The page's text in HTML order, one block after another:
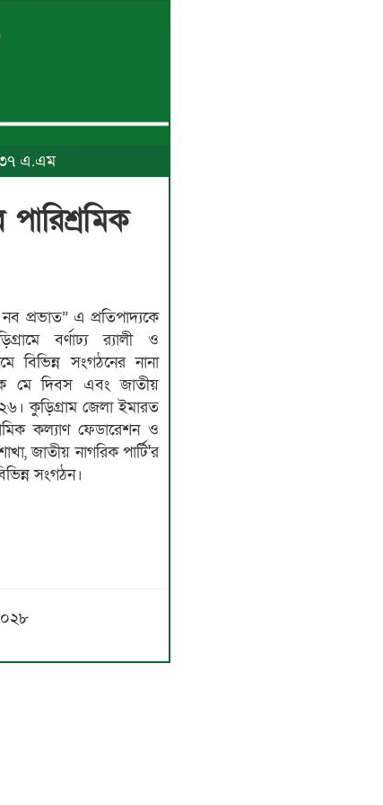
এ.এম
প্রভাত” এ প্রতিপাদ্যকে
বর্ণাঢ্য র‍্যালী ও
বিভিন্ন সংগঠনের নানা
মে দিবস এবং জাতীয়
কুড়িগ্রাম জেলা ইমারত
কল্যাণ ফেডারেশন ও
জাতীয় নাগরিক পার্টি'র
সংগঠন।